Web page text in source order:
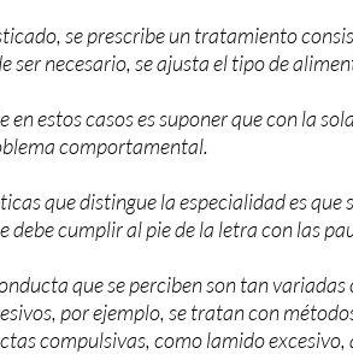
se prescribe un tratamiento
ser necesario, se ajusta el tipo de
en estos casos es suponer que con la
comportamental.
que distingue la especialidad es
debe cumplir al pie de la letra con las
que se perciben son tan
por ejemplo, se tratan con
compulsivas, como lamido